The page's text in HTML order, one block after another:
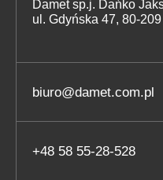
Damet sp.j. Dańko
ul. Gdyńska 47, 80-
biuro@damet.com.pl
+48 58 55-28-528